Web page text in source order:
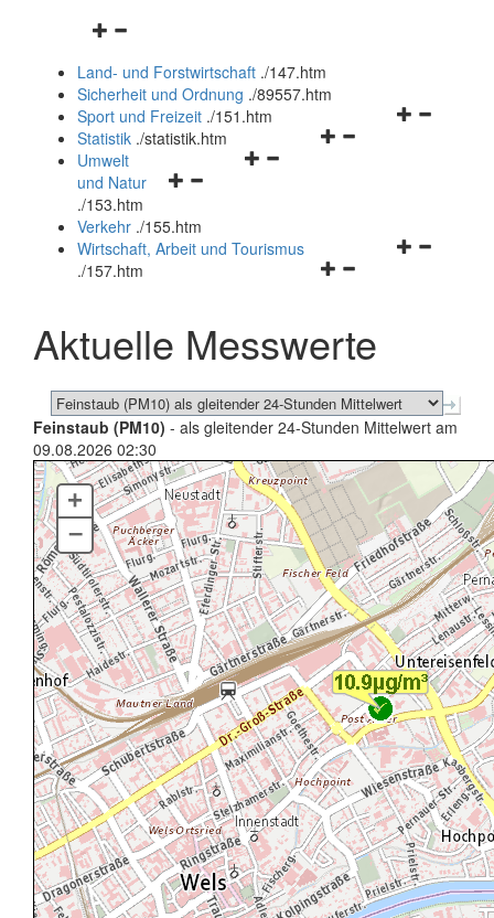
Navigationsmenü
und
schließen
Land- und Forstwirtschaft ./147.htm
Sicherheit und Ordnung ./89557.htm
Navigationsmenü
Sport und Freizeit ./151.htm
Navigationsmenü
Statistik ./statistik.htm
Navigationsmenü
und
schließen
Umwelt
und Natur
./153.htm
Verkehr ./155.htm
Navigationsmenü
schließen
Wirtschaft, Arbeit und Tourismus
./157.htm
Aktuelle Messwerte
Feinstaub (PM10) - als gleitender 24-Stunden Mittelwert am
09.08.2026 02:30
+
–